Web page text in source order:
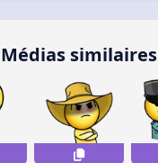
Médias similaires